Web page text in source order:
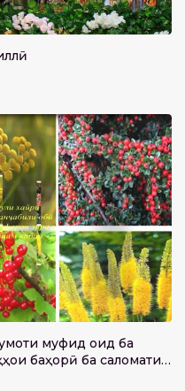
муфид оид ба
баҳорӣ ба саломатии